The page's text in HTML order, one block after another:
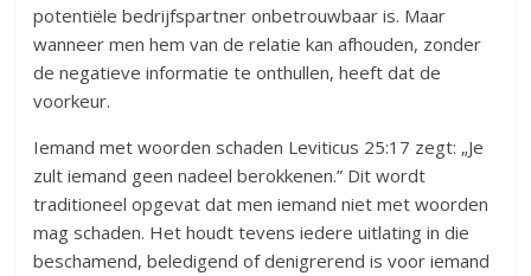
potentiële bedrijfspartner onbetrouwbaar is. Maar
wanneer men hem van de relatie kan afhouden, zonder
de negatieve informatie te onthullen, heeft dat de
voorkeur.
Iemand met woorden schaden Leviticus 25:17 zegt: „Je
zult iemand geen nadeel berokkenen.” Dit wordt
traditioneel opgevat dat men iemand niet met woorden
mag schaden. Het houdt tevens iedere uitlating in die
beschamend, beledigend of denigrerend is voor iemand